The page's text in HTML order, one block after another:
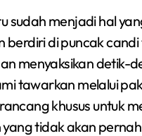
sudah menjadi hal
di puncak
menyaksikan detik-
tawarkan melalui
khusus untuk
tidak akan